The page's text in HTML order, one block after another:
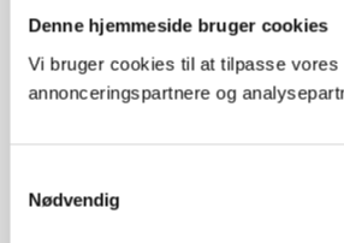
Denne hjemmeside bruger cookies
Vi bruger cookies til at tilpasse
annonceringspartnere og
Nødvendig